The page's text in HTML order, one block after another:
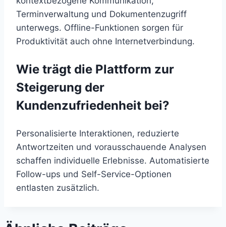
Terminverwaltung und Dokumentenzugriff
unterwegs. Offline-Funktionen sorgen für
Produktivität auch ohne Internetverbindung.
Wie trägt die Plattform zur
Steigerung der
Kundenzufriedenheit bei?
Personalisierte Interaktionen, reduzierte
Antwortzeiten und vorausschauende Analysen
schaffen individuelle Erlebnisse. Automatisierte
Follow-ups und Self-Service-Optionen
entlasten zusätzlich.